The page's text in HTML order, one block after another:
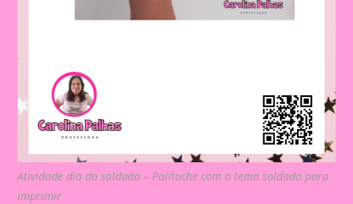
Atividade dia do soldado – Palitoche com o tema soldado para
imprimir